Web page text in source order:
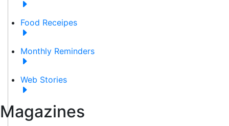
Food Receipes
Monthly Reminders
Web Stories
Magazines